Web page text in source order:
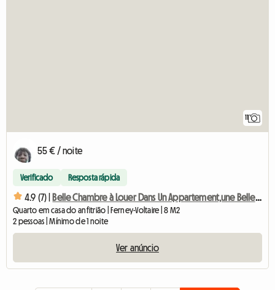
11
55 € / noite
Verificado Resposta rápida
4.9 (7) | Belle Chambre à Louer Dans Un Appartement,une Belle Vue Mont
Quarto em casa do anfitrião | Ferney-Voltaire | 8 M2
2 pessoas | Mínimo de 1 noite
Ver anúncio